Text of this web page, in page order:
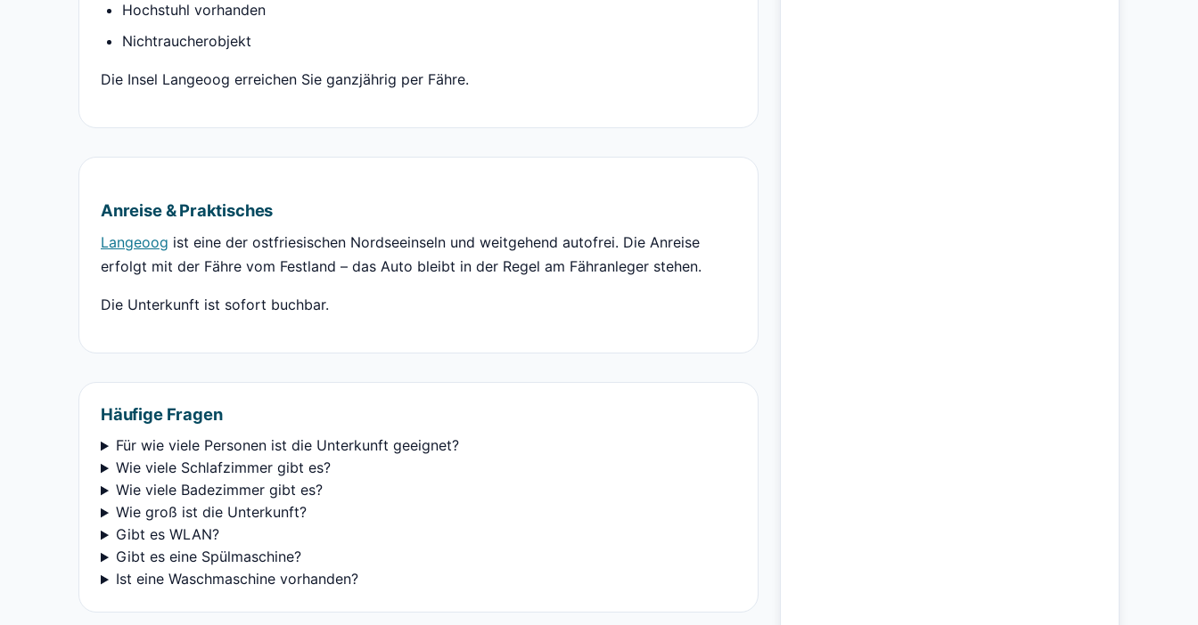
Hochstuhl vorhanden
Nichtraucherobjekt
Die Insel Langeoog erreichen Sie ganzjährig per Fähre.
Anreise & Praktisches
Langeoog ist eine der ostfriesischen Nordseeinseln und weitgehend autofrei. Die Anreise
erfolgt mit der Fähre vom Festland – das Auto bleibt in der Regel am Fähranleger stehen.
Die Unterkunft ist sofort buchbar.
Häufige Fragen
Für wie viele Personen ist die Unterkunft geeignet?
Wie viele Schlafzimmer gibt es?
Wie viele Badezimmer gibt es?
Wie groß ist die Unterkunft?
Gibt es WLAN?
Gibt es eine Spülmaschine?
Ist eine Waschmaschine vorhanden?